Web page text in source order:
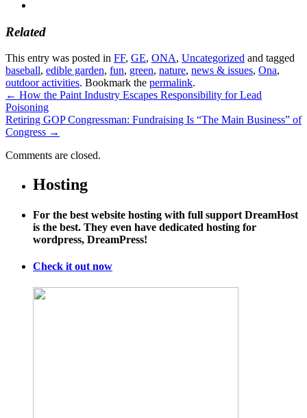
Related
This entry was posted in FF, GE, ONA, Uncategorized and tagged
baseball, edible garden, fun, green, nature, news & issues, Ona,
outdoor activities. Bookmark the permalink.
← How the Paint Industry Escapes Responsibility for Lead
Poisoning
Retiring GOP Congressman: Fundraising Is “The Main Business” of
Congress →
Comments are closed.
Hosting
For the best website hosting with full support DreamHost
is the best. They even have dedicated hosting for
wordpress, DreamPress!
Check it out now